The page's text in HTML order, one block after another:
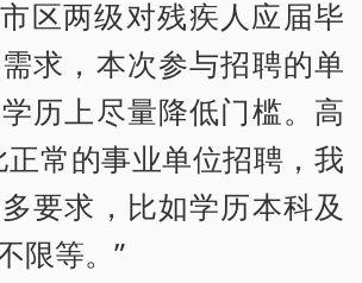
区两级对残疾人应届毕
求，本次参与招聘的单
历上尽量降低门槛。高
正常的事业单位招聘，我
要求，比如学历本科及
限等。”